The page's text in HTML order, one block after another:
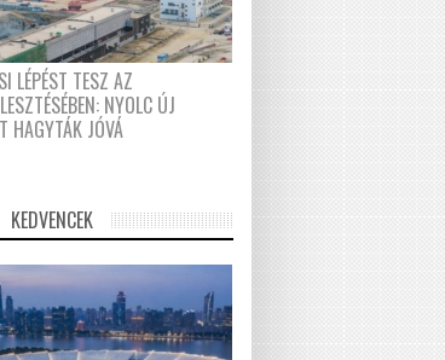
LÉPÉST TESZ AZ
NYOLC ÚJ
HAGYTÁK JÓVÁ
KEDVENCEK